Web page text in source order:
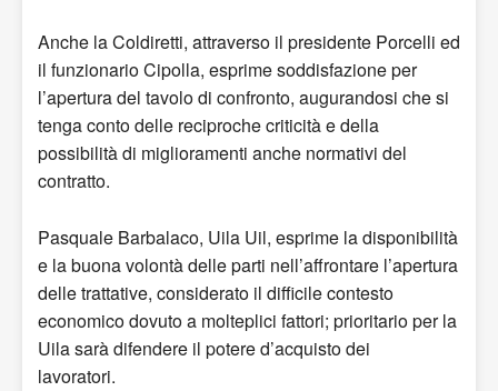
Anche la Coldiretti, attraverso il presidente Porcelli ed
il funzionario Cipolla, esprime soddisfazione per
l’apertura del tavolo di confronto, augurandosi che si
tenga conto delle reciproche criticità e della
possibilità di miglioramenti anche normativi del
contratto.
Pasquale Barbalaco, Uila Uil, esprime la disponibilità
e la buona volontà delle parti nell’affrontare l’apertura
delle trattative, considerato il difficile contesto
economico dovuto a molteplici fattori; prioritario per la
Uila sarà difendere il potere d’acquisto dei
lavoratori.